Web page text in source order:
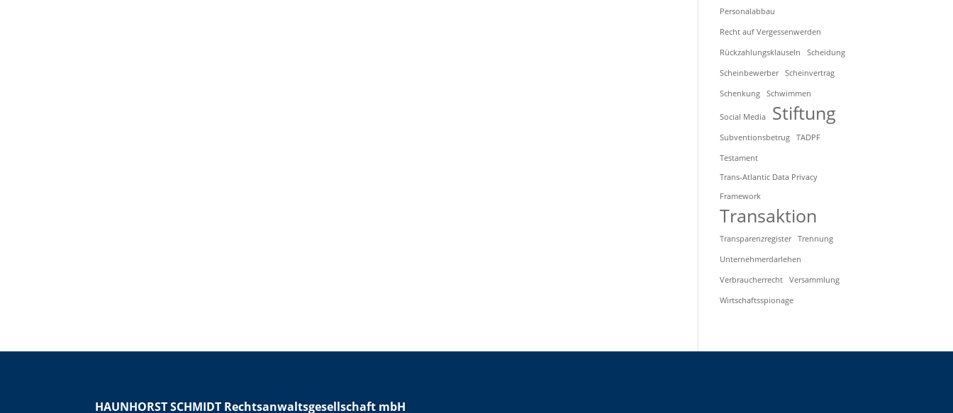
Personalabbau
Recht auf Vergessenwerden
Rückzahlungsklauseln Scheidung
Scheinbewerber Scheinvertrag
Schenkung Schwimmen
Social Media Stiftung
Subventionsbetrug TADPF
Testament
Trans-Atlantic Data Privacy
Framework
Transaktion
Transparenzregister Trennung
Unternehmerdarlehen
Verbraucherrecht Versammlung
Wirtschaftsspionage
HAUNHORST SCHMIDT Rechtsanwaltsgesellschaft mbH